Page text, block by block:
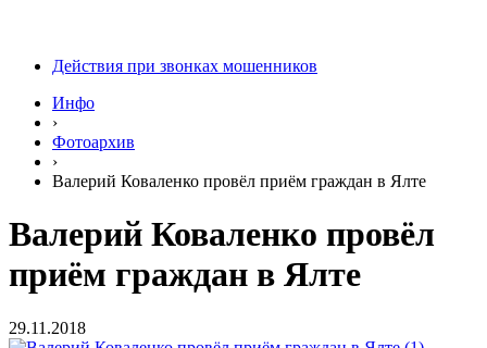
Действия при звонках мошенников
Инфо
›
Фотоархив
›
Валерий Коваленко провёл приём граждан в Ялте
Валерий Коваленко провёл
приём граждан в Ялте
29.11.2018